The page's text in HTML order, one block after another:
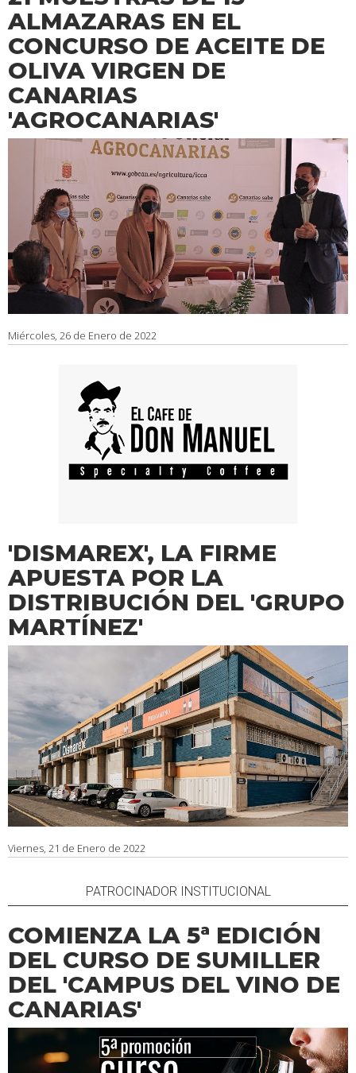
ALMAZARAS EN EL
CONCURSO DE ACEITE DE
OLIVA VIRGEN DE
CANARIAS
'AGROCANARIAS'
Miércoles, 26 de Enero de 2022
'DISMAREX', LA FIRME
APUESTA POR LA
DISTRIBUCIÓN DEL 'GRUPO
MARTÍNEZ'
Viernes, 21 de Enero de 2022
PATROCINADOR INSTITUCIONAL
COMIENZA LA 5ª EDICIÓN
DEL CURSO DE SUMILLER
DEL 'CAMPUS DEL VINO DE
CANARIAS'